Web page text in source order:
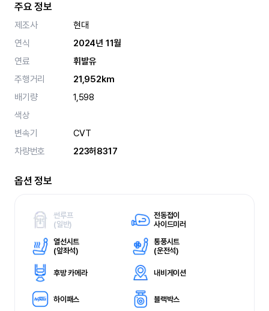
주요 정보
제조사
현대
연식
2024년 11월
연료
휘발유
주행거리
21,952km
배기량
1,598
색상
변속기
CVT
차량번호
223허8317
옵션 정보
썬루프
(일반)
전동접이
사이드미러
열선시트
(앞좌석)
통풍시트
(운전석)
후방 카메라 내비게이션
하이패스 블랙박스